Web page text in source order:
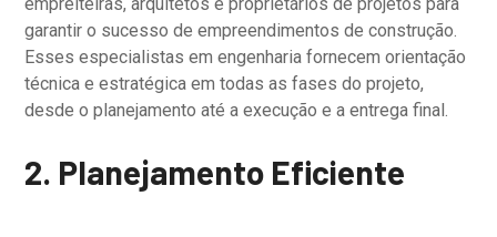
garantir o sucesso de empreendimentos de construção.
Esses especialistas em engenharia fornecem orientação
técnica e estratégica em todas as fases do projeto,
desde o planejamento até a execução e a entrega final.
2. Planejamento Eficiente